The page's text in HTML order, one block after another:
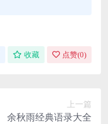
收藏 点赞(0)
上一篇
余秋雨经典语录大全